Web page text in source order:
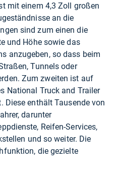
mit einem 4,3 Zoll großen
an die
sind zum einen die
und Höhe sowie das
anzugeben, so dass beim
Tunnels oder
Zum zweiten ist auf
National Truck and Trailer
Diese enthält Tausende von
darunter
Reifen-Services,
und so weiter. Die
die gezielte